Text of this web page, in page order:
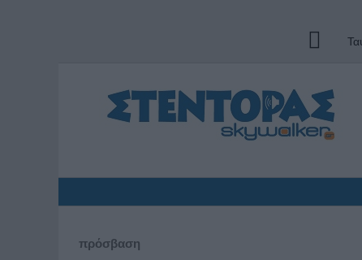
πρόσβαση